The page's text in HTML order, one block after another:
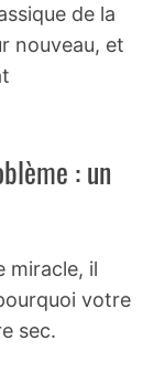
de la
nouveau, et
: un
miracle, il
votre
sec.